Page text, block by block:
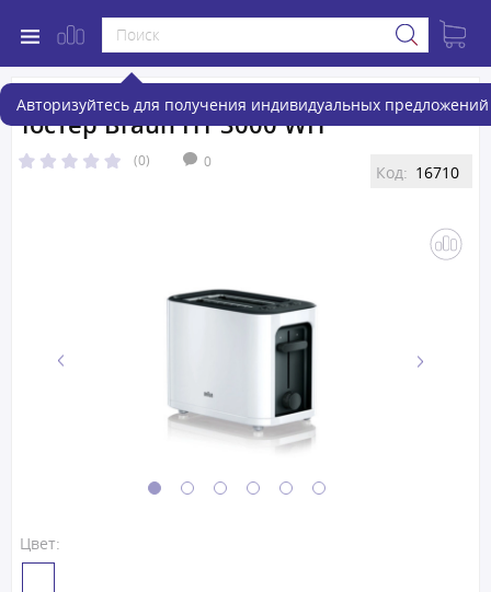
Авторизуйтесь для получения индивидуальных предложений
Тостер Braun HT 3000 WH
(0) 0
Код: 16710
Цвет: